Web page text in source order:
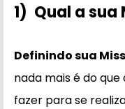
1) Qual a sua
Definindo sua
nada mais é do
fazer para se